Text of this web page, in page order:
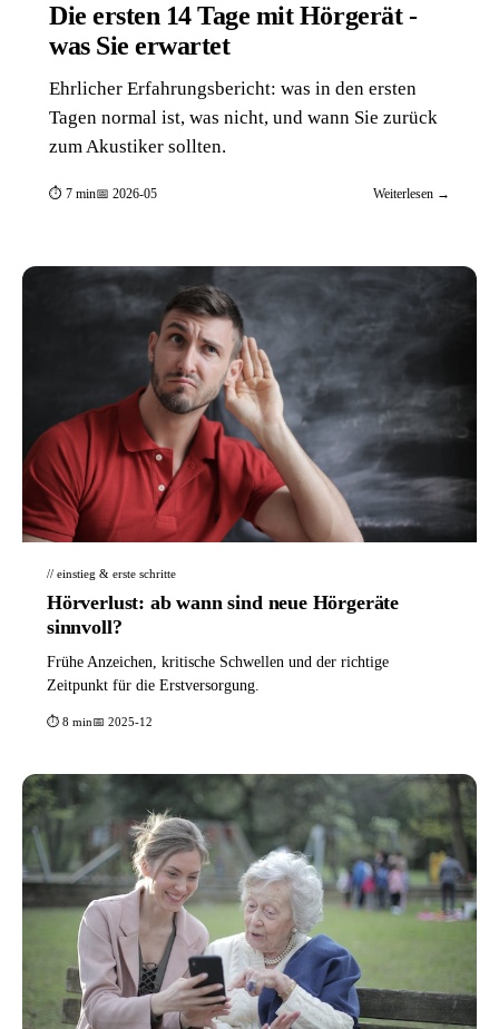
Die ersten 14 Tage mit Hörgerät -
was Sie erwartet
Ehrlicher Erfahrungsbericht: was in den ersten
Tagen normal ist, was nicht, und wann Sie zurück
zum Akustiker sollten.
⏱ 7 min📅 2026-05 Weiterlesen →
// einstieg & erste schritte
Hörverlust: ab wann sind neue Hörgeräte
sinnvoll?
Frühe Anzeichen, kritische Schwellen und der richtige
Zeitpunkt für die Erstversorgung.
⏱ 8 min📅 2025-12